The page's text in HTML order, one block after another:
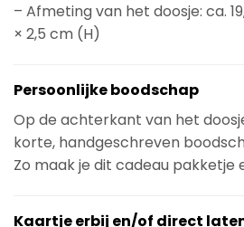
– Afmeting van het doosje: ca.
× 2,5 cm (H)
Persoonlijke boodschap
Op de achterkant van het
korte, handgeschreven
Zo maak je dit cadeau pakketje
Kaartje erbij en/of direct